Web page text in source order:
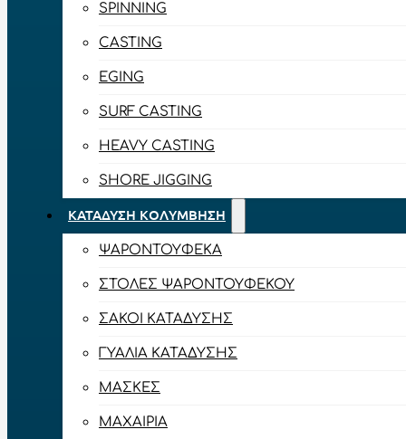
SPINNING
CASTING
EGING
SURF CASTING
HEAVY CASTING
SHORE JIGGING
ΚΑΤΆΔΥΣΗ ΚΟΛΎΜΒΗΣΗ
ΨΑΡΟΝΤΟΎΦΕΚΑ
ΣΤΟΛΈΣ ΨΑΡΟΝΤΟΎΦΕΚΟΥ
ΣΆΚΟΙ ΚΑΤΆΔΥΣΗΣ
ΓΥΑΛΙΆ ΚΑΤΆΔΥΣΗΣ
ΜΆΣΚΕΣ
ΜΑΧΑΊΡΙΑ